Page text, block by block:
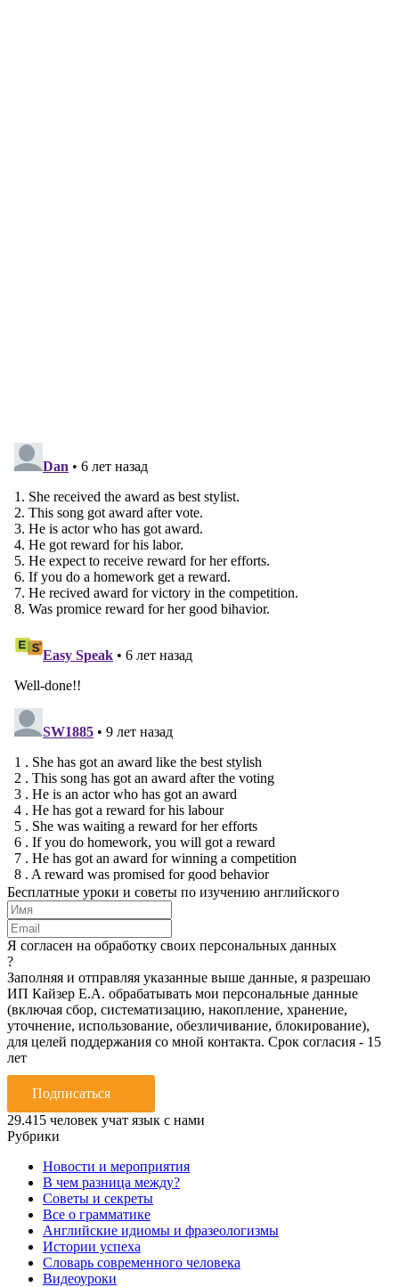
Бесплатные уроки и советы по изучению английского
Я согласен на обработку своих персональных данных
?
Заполняя и отправляя указанные выше данные, я разрешаю
ИП Кайзер Е.А. обрабатывать мои персональные данные
(включая сбор, систематизацию, накопление, хранение,
уточнение, использование, обезличивание, блокирование),
для целей поддержания со мной контакта. Срок согласия - 15
лет
Подписаться
29.415 человек учат язык с нами
Рубрики
Новости и мероприятия
В чем разница между?
Советы и секреты
Все о грамматике
Английские идиомы и фразеологизмы
Истории успеха
Словарь современного человека
Видеоуроки